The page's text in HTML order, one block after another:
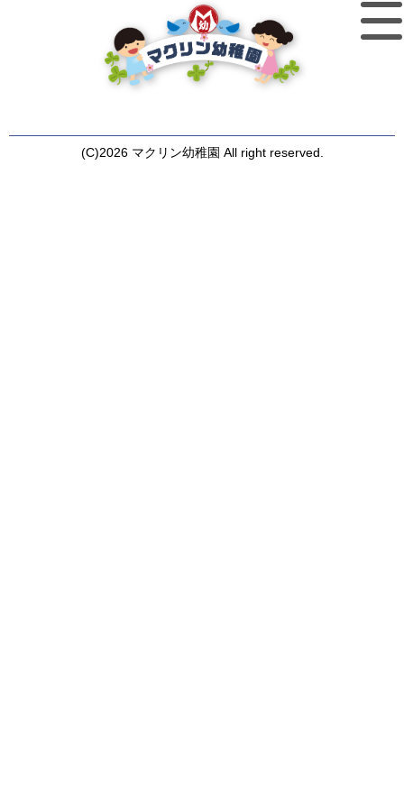
(C)2026 マクリン幼稚園 All right reserved.